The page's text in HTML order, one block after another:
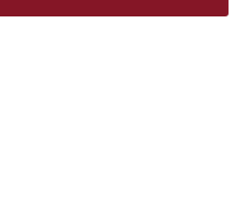
Nyborg, Kerteminde,
indenfor 5